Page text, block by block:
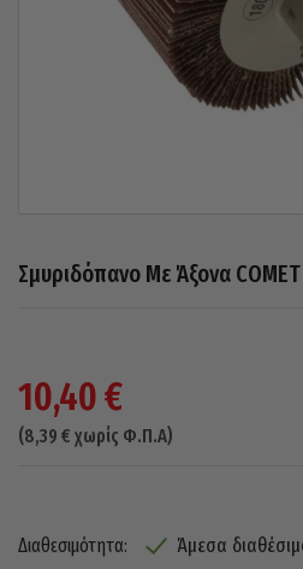
Σμυριδόπανο Με Άξονα
10,40€
(8,39 € χωρίς Φ.Π.Α)
Διαθεσιμότητα: Άμεσα